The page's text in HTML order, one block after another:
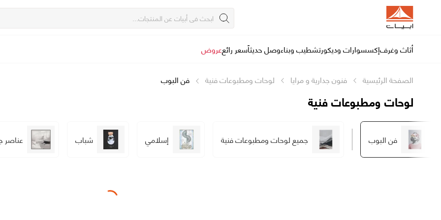
أثاث وغرفإكسسوارات وديكورتشطيب وبناءوصل حديثاًسعر رائععروض
الصفحة الرئيسية فنون جدارية و مرايا لوحات ومطبوعات فنية فن البوب
لوحات ومطبوعات فنية
فن البوب جميع لوحات ومطبوعات فنية إسلامي شباب عناصر
Loading...